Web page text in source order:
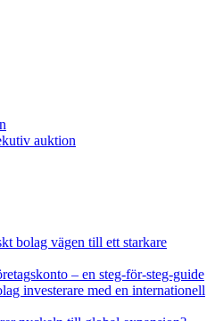
auktion
bolag vägen till ett starkare
– en steg-för-steg-guide
investerare med en internationell